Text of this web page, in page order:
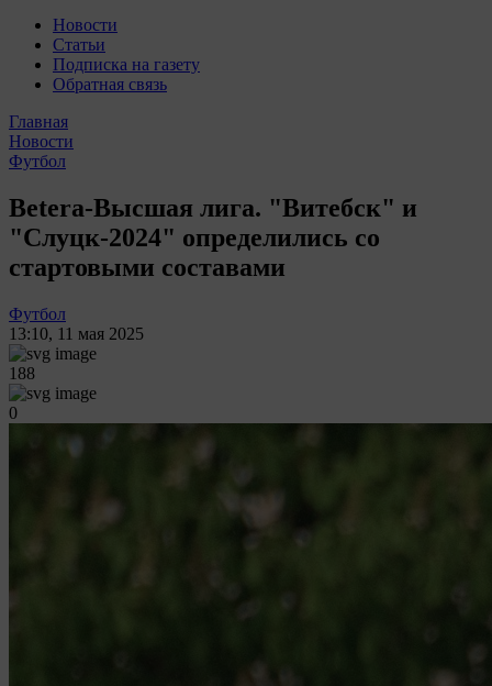
Новости
Статьи
Подписка на газету
Обратная связь
Главная
Новости
Футбол
Betera-Высшая лига. "Витебск" и
"Слуцк-2024" определились со
стартовыми составами
Футбол
13:10, 11 мая 2025
188
0